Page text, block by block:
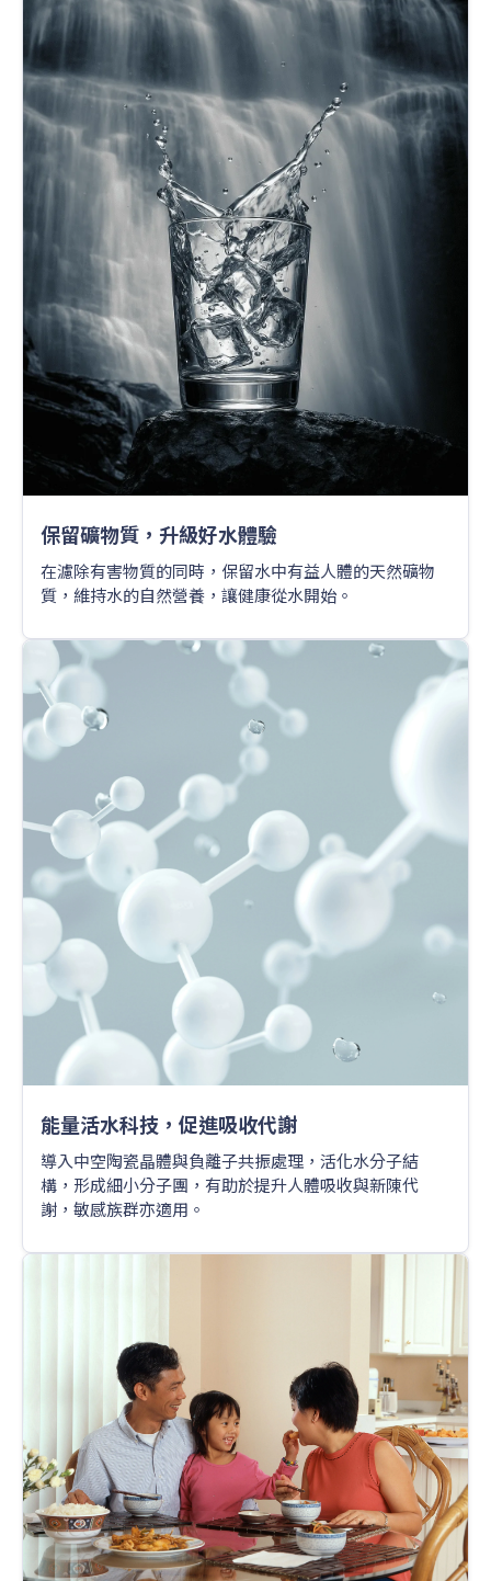
保留礦物質，升級好水體驗
在濾除有害物質的同時，保留水中有益人體的天然礦物
質，維持水的自然營養，讓健康從水開始。
能量活水科技，促進吸收代謝
導入中空陶瓷晶體與負離子共振處理，活化水分子結
構，形成細小分子團，有助於提升人體吸收與新陳代
謝，敏感族群亦適用。